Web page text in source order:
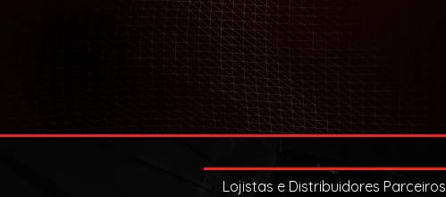
Lojistas e Distribuidores Parceiros